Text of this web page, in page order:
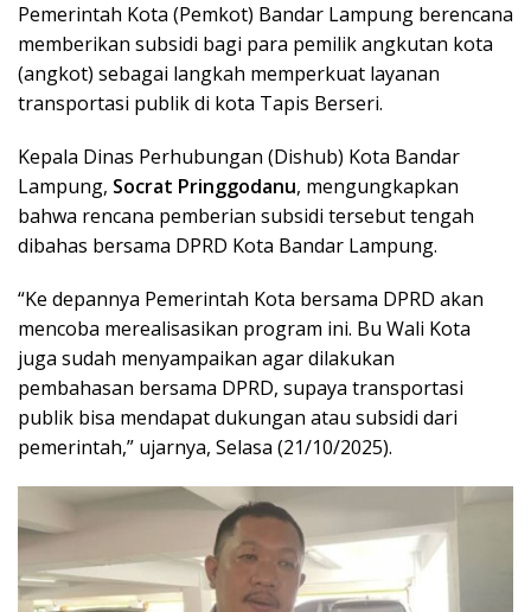
Pemerintah Kota (Pemkot) Bandar Lampung berencana
memberikan subsidi bagi para pemilik angkutan kota
(angkot) sebagai langkah memperkuat layanan
transportasi publik di kota Tapis Berseri.
Kepala Dinas Perhubungan (Dishub) Kota Bandar
Lampung, Socrat Pringgodanu, mengungkapkan
bahwa rencana pemberian subsidi tersebut tengah
dibahas bersama DPRD Kota Bandar Lampung.
“Ke depannya Pemerintah Kota bersama DPRD akan
mencoba merealisasikan program ini. Bu Wali Kota
juga sudah menyampaikan agar dilakukan
pembahasan bersama DPRD, supaya transportasi
publik bisa mendapat dukungan atau subsidi dari
pemerintah,” ujarnya, Selasa (21/10/2025).